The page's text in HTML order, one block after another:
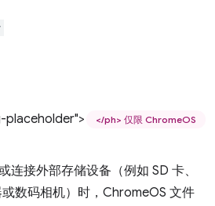
placeholder">
</ph> 仅限 ChromeOS
连接外部存储设备（例如 SD 卡、
数码相机）时，ChromeOS 文件